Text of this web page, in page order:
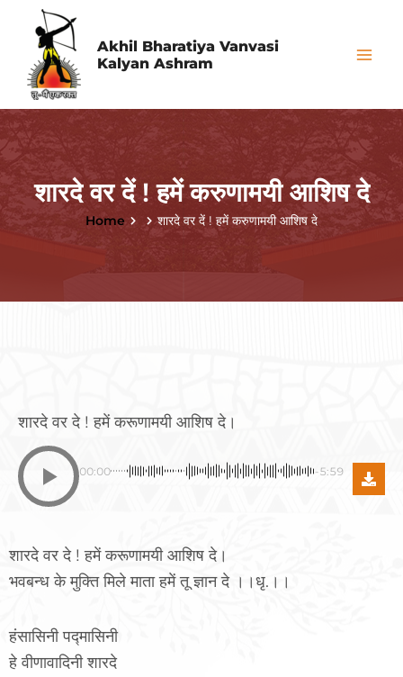
content
Akhil Bharatiya Vanvasi
Kalyan Ashram
शारदे वर दें ! हमें करुणामयी आशिष दे
Home शारदे वर दें ! हमें करुणामयी आशिष दे
शारदे वर दे ! हमें करूणामयी आशिष दे।
00:00 -5:59
शारदे वर दे ! हमें करूणामयी आशिष दे।
भवबन्ध के मुक्ति मिले माता हमें तू ज्ञान दे ।।धृ.।।
हंसासिनी पद्मासिनी
हे वीणावादिनी शारदे